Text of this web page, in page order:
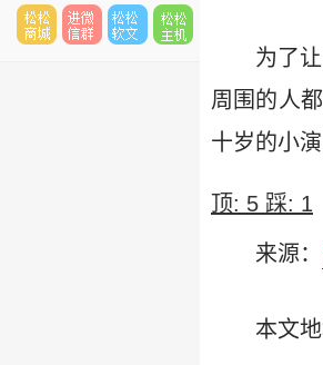
为了
周围的人
十岁的小
顶: 5 踩: 1
来源：
本文地